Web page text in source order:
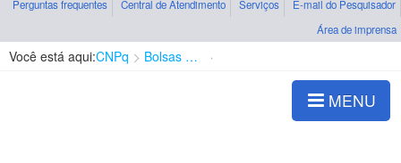
Perguntas frequentes Central de Atendimento Serviços
E-mail do Pesquisador
Área de imprensa
Você está aqui:CNPq Bolsas e Auxílios Vigentes
MENU